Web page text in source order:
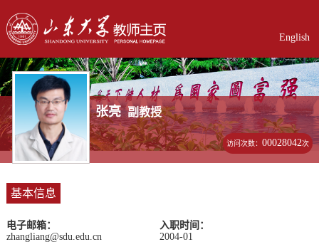
English
张亮 副教授
访问次数：00028042次
基本信息
电子邮箱：
zhangliang@sdu.edu.cn
入职时间：
2004-01